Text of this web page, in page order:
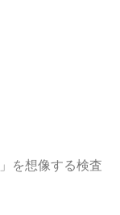
」を想像する検査